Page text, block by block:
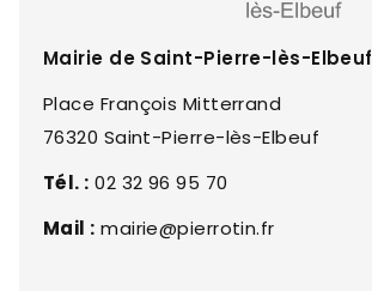
Mairie de Saint-Pierre-lès-Elbeuf
Place François Mitterrand
76320 Saint-Pierre-lès-Elbeuf
Tél. : 02 32 96 95 70
Mail : mairie@pierrotin.fr